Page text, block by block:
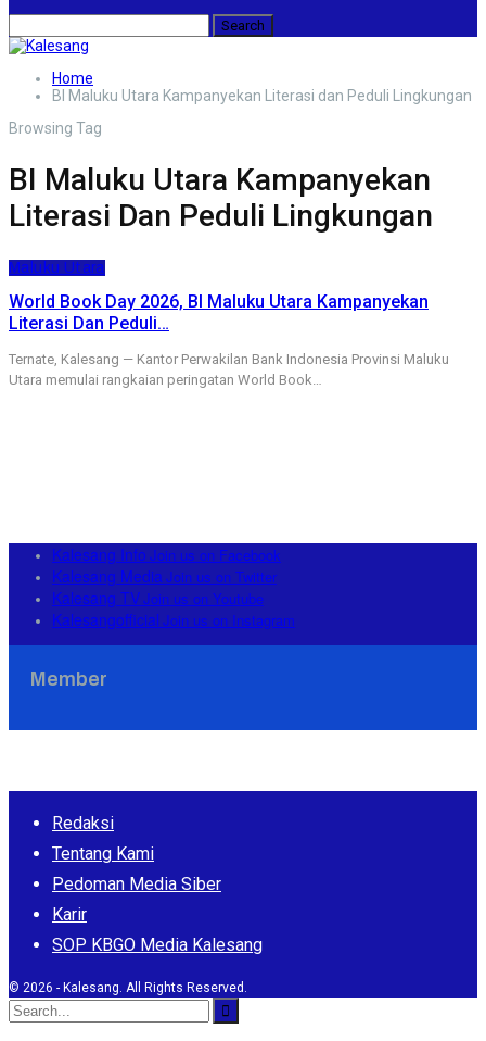
Home
BI Maluku Utara Kampanyekan Literasi dan Peduli Lingkungan
Browsing Tag
BI Maluku Utara Kampanyekan
Literasi Dan Peduli Lingkungan
Maluku Utara
World Book Day 2026, BI Maluku Utara Kampanyekan
Literasi Dan Peduli…
Ternate, Kalesang — Kantor Perwakilan Bank Indonesia Provinsi Maluku
Utara memulai rangkaian peringatan World Book…
Kalesang Info Join us on Facebook
Kalesang MediaJoin us on Twitter
Kalesang TVJoin us on Youtube
Kalesangofficial Join us on Instagram
Member
Redaksi
Tentang Kami
Pedoman Media Siber
Karir
SOP KBGO Media Kalesang
© 2026 - Kalesang. All Rights Reserved.